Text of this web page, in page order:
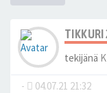
TIKKURI
tekijänä
- 04.07.21 21:32